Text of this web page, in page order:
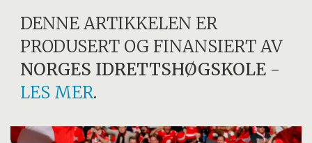
DENNE ARTIKKELEN ER
PRODUSERT OG FINANSIERT AV
NORGES IDRETTSHØGSKOLE -
LES MER.